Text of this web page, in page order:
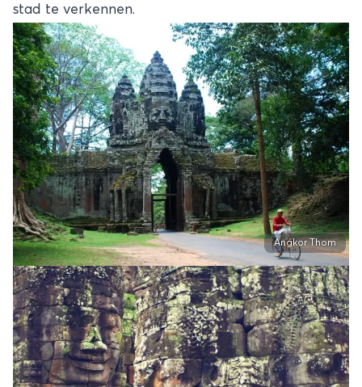
stad te verkennen.
Angkor Thom